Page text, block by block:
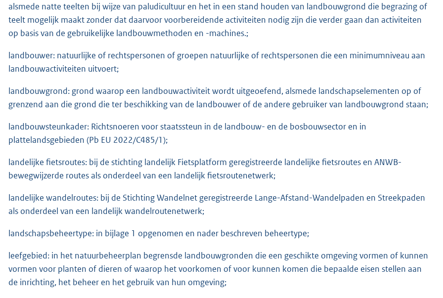
alsmede natte teelten bij wijze van paludicultuur en het in een stand houden van landbouwgrond die begrazing of
teelt mogelijk maakt zonder dat daarvoor voorbereidende activiteiten nodig zijn die verder gaan dan activiteiten
op basis van de gebruikelijke landbouwmethoden en -machines.;
landbouwer: natuurlijke of rechtspersonen of groepen natuurlijke of rechtspersonen die een minimumniveau aan
landbouwactiviteiten uitvoert;
landbouwgrond: grond waarop een landbouwactiviteit wordt uitgeoefend, alsmede landschapselementen op of
grenzend aan die grond die ter beschikking van de landbouwer of de andere gebruiker van landbouwgrond staan;
landbouwsteunkader: Richtsnoeren voor staatssteun in de landbouw- en de bosbouwsector en in
plattelandsgebieden (Pb EU 2022/C485/1);
landelijke fietsroutes: bij de stichting landelijk Fietsplatform geregistreerde landelijke fietsroutes en ANWB-
bewegwijzerde routes als onderdeel van een landelijk fietsroutenetwerk;
landelijke wandelroutes: bij de Stichting Wandelnet geregistreerde Lange-Afstand-Wandelpaden en Streekpaden
als onderdeel van een landelijk wandelroutenetwerk;
landschapsbeheertype: in bijlage 1 opgenomen en nader beschreven beheertype;
leefgebied: in het natuurbeheerplan begrensde landbouwgronden die een geschikte omgeving vormen of kunnen
vormen voor planten of dieren of waarop het voorkomen of voor kunnen komen die bepaalde eisen stellen aan
de inrichting, het beheer en het gebruik van hun omgeving;